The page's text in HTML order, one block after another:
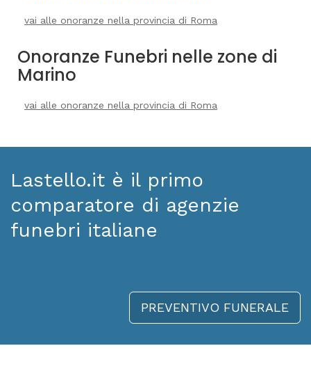
vai alle onoranze nella provincia di Roma
Onoranze Funebri nelle zone di
Marino
vai alle onoranze nella provincia di Roma
Lastello.it è il primo
comparatore di agenzie
funebri italiane
PREVENTIVO FUNERALE